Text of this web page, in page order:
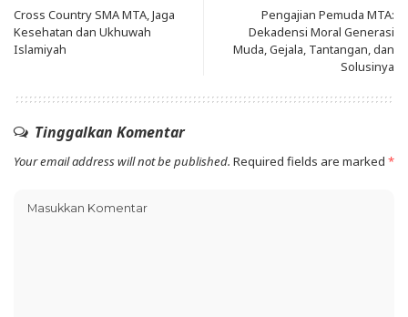
Cross Country SMA MTA, Jaga
Kesehatan dan Ukhuwah
Islamiyah
Pengajian Pemuda MTA:
Dekadensi Moral Generasi
Muda, Gejala, Tantangan, dan
Solusinya
Tinggalkan Komentar
Your email address will not be published. Required fields are marked *